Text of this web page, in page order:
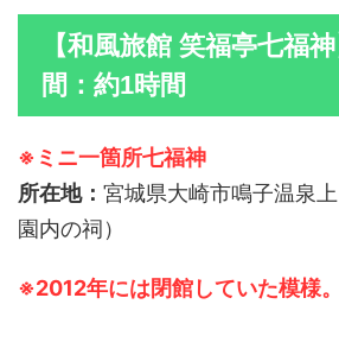
【和風旅館 笑福亭七福
間：約1時間
※ミニ一箇所七福神
所在地： 宮城県大崎市鳴子温泉
園内の祠）
※2012年には閉館していた模様。